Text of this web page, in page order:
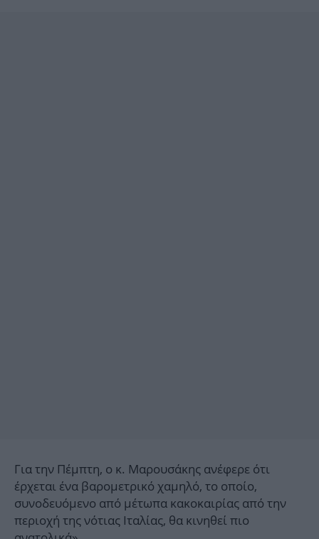
Για την Πέμπτη, ο κ. Μαρουσάκης ανέφερε ότι
έρχεται ένα βαρομετρικό χαμηλό, το οποίο,
συνοδευόμενο από μέτωπα κακοκαιρίας από την
περιοχή της νότιας Ιταλίας, θα κινηθεί πιο